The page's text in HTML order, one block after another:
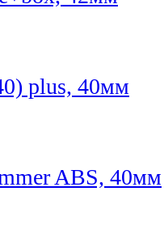
plus, 40мм
ABS, 40мм